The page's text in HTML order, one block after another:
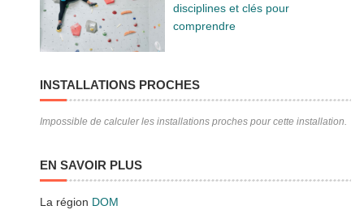
disciplines et clés pour
comprendre
INSTALLATIONS PROCHES
Impossible de calculer les installations proches pour cette installation.
EN SAVOIR PLUS
La région DOM